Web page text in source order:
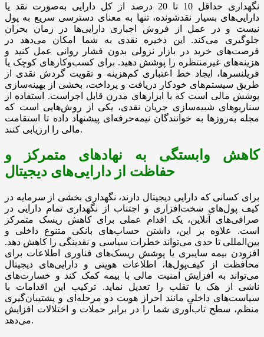
نگهداری حداقل 10 تا 20 درصد از کل دارایی به‌صورت نقد یا
دارایی‌های بسیار نقدشونده، تنها به معنای دسترسی سریع به پول
نیست و در عمل از فروش اجباری دارایی‌ها در زمان بحران
جلوگیری می‌کند. این ذخیره نقدی به شما امکان می‌دهد در
فرصت‌های خرید در بازار نزولی بدون فشار روانی عمل کنید و
هزینه‌های غیرمنتظره را پوشش دهید. برای کسب‌وکارهای کوچک یا
فریلنسرها، ایجاد خط اعتباری کم‌هزینه و تقویت گردش نقدی از
طریق سیستم‌های خودکار دریافت و پرداخت، بخشی از بهینه‌سازی
پوشش مالی است که با ابزارهای مدرن قابل اجراست. استفاده از
سناریوهای شبیه‌سازی جریان نقدی، یکی از روش‌هایی است که
مجله به‌روزها به خوانندگان نیمه‌حرفه‌ای پیشنهاد داده تا استقامت
مالی را ارزیابی کنند.
کاهش وابستگی به نهادهای متمرکز و
حفاظت از دارایی‌های دیجیتال
برای کسانی که دارایی دیجیتال دارند، نگهداری بخشی از سرمایه در
کیف پول‌های سخت‌افزاری و اجتناب از نگهداری تمام دارایی در
صرافی‌های آنلاین، یک اقدام عملی برای کاهش ریسک متمرکز
است. علاوه بر این، داشتن حساب‌های بانکی متنوع داخلی و
بین‌المللی تا حدی می‌تواند خطرات سیاسی و نقدینگی را کاهش دهد.
افزودن بیمه سایبری یا پوشش ریسک‌های فناوری اطلاعات برای
محافظت از کیف‌پول‌ها، اطلاعات هویتی و دارایی‌های دیجیتال
می‌تواند به افزایش امنیت مالی با بیمه کمک کند و خسارت‌های
ناشی از هک یا تقلب را تعدیل نماید. ترکیب این اقدامات با
سیاست‌های داخلی مانند احراز هویت دو مرحله‌ای و پشتیبان‌گیری
منظم، سطح تاب‌آوری شما را در برابر حملات و اختلالات افزایش
می‌دهد.